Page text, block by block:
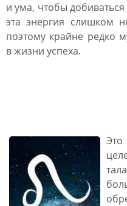
и ума, чтобы
эта энергия слишком
поэтому крайне редко
в жизни успеха.